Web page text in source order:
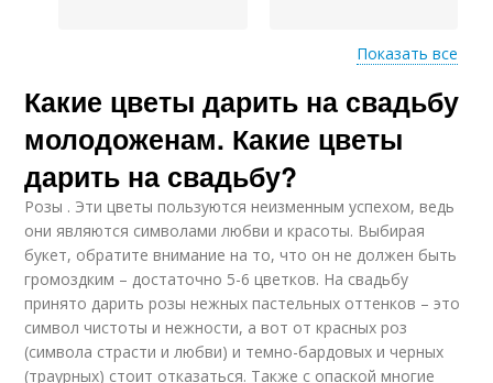
Ценные идеи
Идеи от
специалистов
Полезные идеи Идеи для переделки
Показать все
Какие цветы дарить на свадьбу
молодоженам. Какие цветы
дарить на свадьбу?
Розы . Эти цветы пользуются неизменным успехом, ведь
они являются символами любви и красоты. Выбирая
букет, обратите внимание на то, что он не должен быть
громоздким – достаточно 5-6 цветков. На свадьбу
принято дарить розы нежных пастельных оттенков – это
символ чистоты и нежности, а вот от красных роз
(символа страсти и любви) и темно-бардовых и черных
(траурных) стоит отказаться. Также с опаской многие